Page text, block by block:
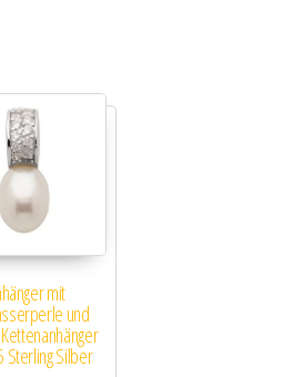
mit
und
Sterling Silber